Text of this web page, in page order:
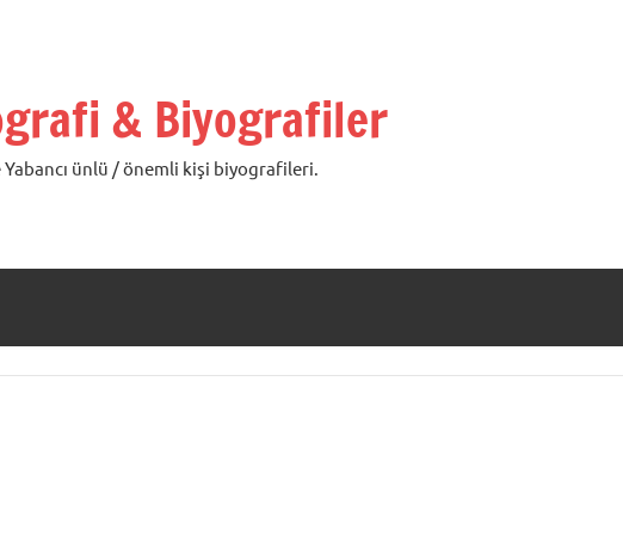
& Biyografiler
Yabancı ünlü / önemli kişi biyografileri.